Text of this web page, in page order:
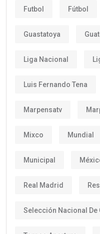
Futbol Fútbol
Guastatoya
Liga Nacional
Luis Fernando Tena
Marpensatv
Mixco Mundial
Municipal
Real Madrid
Selección Nacional De